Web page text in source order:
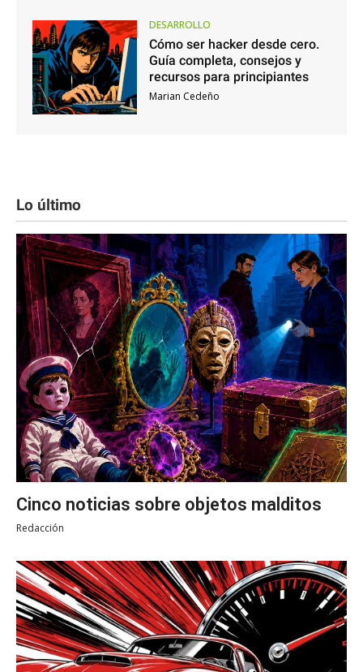
DESARROLLO
Cómo ser hacker desde cero.
Guía completa, consejos y
recursos para principiantes
Marian Cedeño
Lo último
Cinco noticias sobre objetos malditos
Redacción